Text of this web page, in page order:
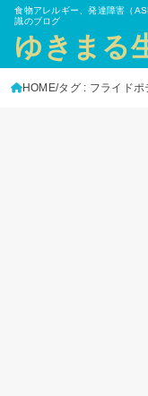
食物アレルギー、発達障害（
識のブログ
ゆきまる
HOME タグ : フライドポ